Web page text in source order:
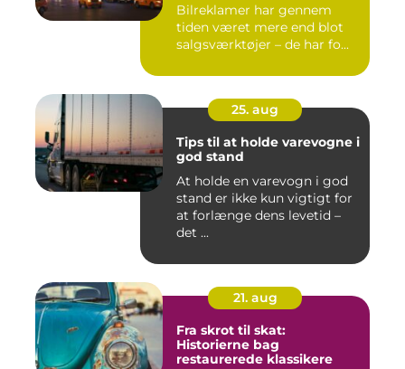
Bilreklamer har gennem
tiden været mere end blot
salgsværktøjer – de har fo...
25. aug
Tips til at holde varevogne i
god stand
At holde en varevogn i god
stand er ikke kun vigtigt for
at forlænge dens levetid –
det ...
21. aug
Fra skrot til skat:
Historierne bag
restaurerede klassikere